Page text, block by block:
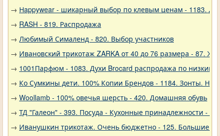
→ Нappywear - шикарный выбор по клевым ценам - 1183.
→ RASH - 819. Распродажа
→ Любимый Сималенд - 820. Выбор участников
→ Ивановский трикотаж ZARKA от 40 до 76 размера - 87.
→ 1001Парфюм - 1083. Духи Brocard распродажа по низким
→ Ко Сумкины дети. 100% Копии Брендов - 1184. Зонты.
→ Woollamb - 100% овечья шерсть - 420. Домашняя обувь
→ ТД "Галеон" - 393. Посуда - Кухонные принадлежности -
→ Иванушкин трикотаж. Очень бюджетно - 125. Большие